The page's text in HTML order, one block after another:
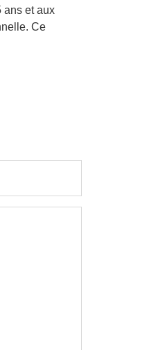
ans et aux
Ce